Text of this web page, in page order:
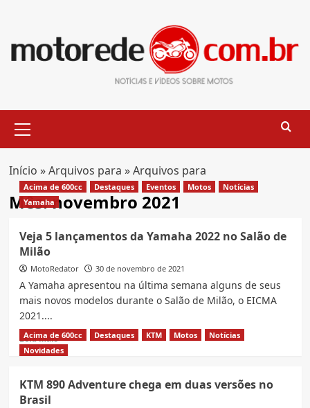
content
Menu
Início »Arquivos para »Arquivos para
Mês:novembro 2021
Acima de 600cc Destaques Eventos Motos
Notícias
Yamaha
Veja 5 lançamentos da Yamaha 2022 no Salão de
Milão
MotoRedator 30 de novembro de 2021
A Yamaha apresentou na última semana alguns de seus
mais novos modelos durante o Salão de Milão, o EICMA
2021....
Leia MaisRead
more
5
Acima de 600cc Destaques KTM Motos
Notícias
Novidades
KTM 890 Adventure chega em duas versões no
Brasil